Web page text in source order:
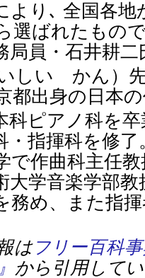
り､ 全国各地
選ばれたもの
局員・石井耕
しい かん）先
都出身の日本
ピアノ科を
・指揮科を修
で作曲科主任
大学音楽学部
務め、また指
はフリー百科
から引用して